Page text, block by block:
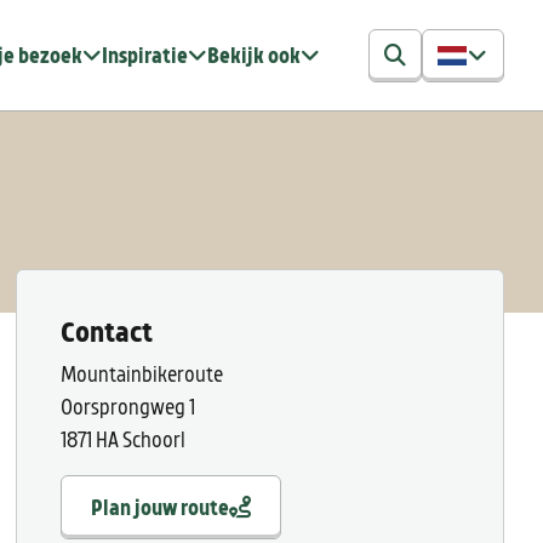
bezoek Inspiratie Bekijk ook
Contact
Mountainbikeroute
Oorsprongweg 1
1871 HA Schoorl
Plan jouw route